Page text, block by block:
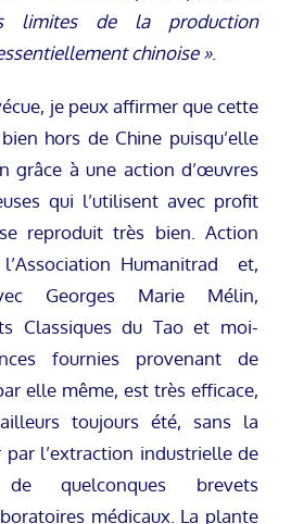
limites de la production
chinoise ».
je peux affirmer que cette
hors de Chine puisqu’elle
grâce à une action d’œuvres
qui l’utilisent avec profit
reproduit très bien. Action
Humanitrad et,
Georges Marie Mélin,
Classiques du Tao et moi-
fournies provenant de
elle même, est très efficace,
toujours été, sans la
par l’extraction industrielle de
quelconques brevets
médicaux. La plante